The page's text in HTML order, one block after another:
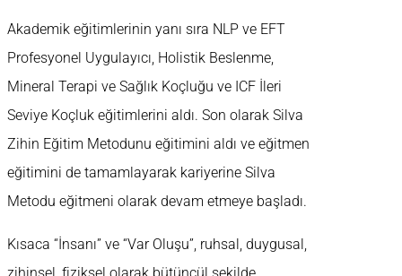
Akademik eğitimlerinin yanı sıra NLP ve EFT
Profesyonel Uygulayıcı, Holistik Beslenme,
Mineral Terapi ve Sağlık Koçluğu ve ICF İleri
Seviye Koçluk eğitimlerini aldı. Son olarak Silva
Zihin Eğitim Metodunu eğitimini aldı ve eğitmen
eğitimini de tamamlayarak kariyerine Silva
Metodu eğitmeni olarak devam etmeye başladı.
Kısaca “İnsanı” ve “Var Oluşu”, ruhsal, duygusal,